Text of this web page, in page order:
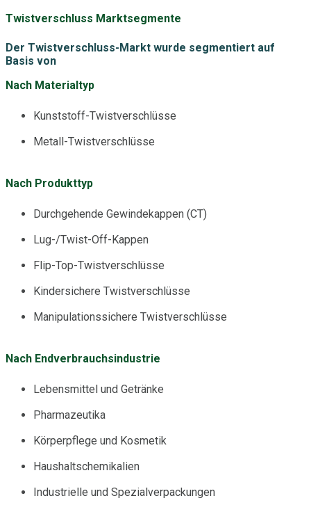
Twistverschluss Marktsegmente
Der Twistverschluss-Markt wurde segmentiert auf
Basis von
Nach Materialtyp
Kunststoff-Twistverschlüsse
Metall-Twistverschlüsse
Nach Produkttyp
Durchgehende Gewindekappen (CT)
Lug-/Twist-Off-Kappen
Flip-Top-Twistverschlüsse
Kindersichere Twistverschlüsse
Manipulationssichere Twistverschlüsse
Nach Endverbrauchsindustrie
Lebensmittel und Getränke
Pharmazeutika
Körperpflege und Kosmetik
Haushaltschemikalien
Industrielle und Spezialverpackungen